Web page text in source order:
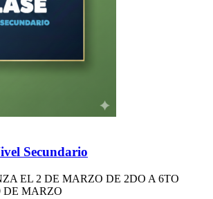
Secundario
EL 2 DE MARZO DE 2DO A 6TO
DE MARZO